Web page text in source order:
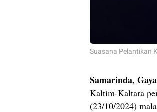
Suasana Pelantikan
Samarinda,
Kaltim-Kaltara
(23/10/2024)